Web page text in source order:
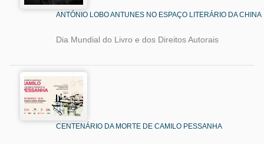
ANTÓNIO LOBO ANTUNES NO ESPAÇO LITERÁRIO DA CHINA
Dia Mundial do Livro e dos Direitos Autorais
CENTENÁRIO DA MORTE DE CAMILO PESSANHA